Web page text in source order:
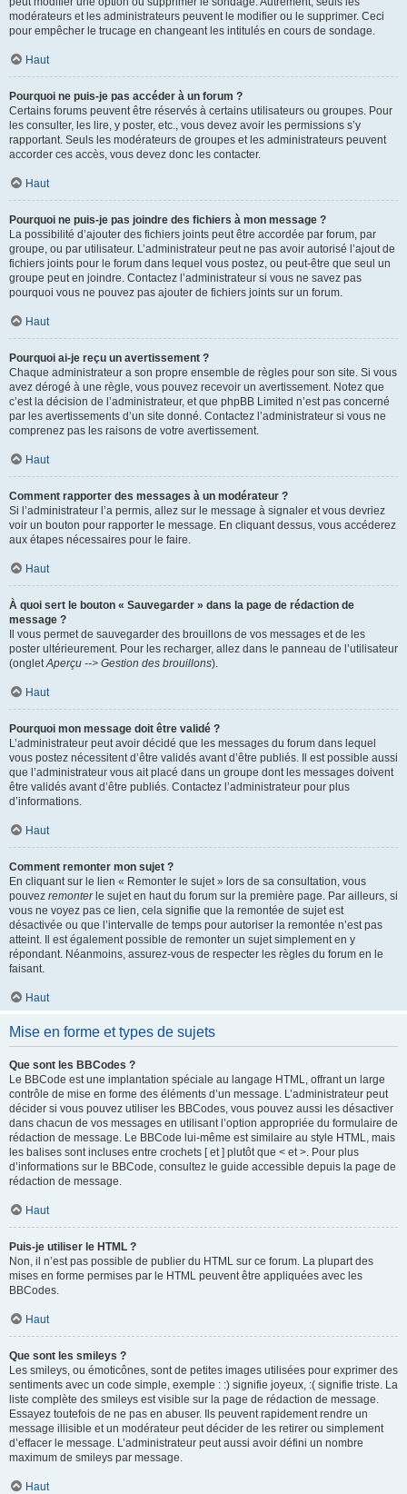
modérateurs et les administrateurs peuvent le modifier ou le supprimer. Ceci
pour empêcher le trucage en changeant les intitulés en cours de sondage.
Haut
Pourquoi ne puis-je pas accéder à un forum ?
Certains forums peuvent être réservés à certains utilisateurs ou groupes. Pour
les consulter, les lire, y poster, etc., vous devez avoir les permissions s’y
rapportant. Seuls les modérateurs de groupes et les administrateurs peuvent
accorder ces accès, vous devez donc les contacter.
Haut
Pourquoi ne puis-je pas joindre des fichiers à mon message ?
La possibilité d’ajouter des fichiers joints peut être accordée par forum, par
groupe, ou par utilisateur. L’administrateur peut ne pas avoir autorisé l’ajout de
fichiers joints pour le forum dans lequel vous postez, ou peut-être que seul un
groupe peut en joindre. Contactez l’administrateur si vous ne savez pas
pourquoi vous ne pouvez pas ajouter de fichiers joints sur un forum.
Haut
Pourquoi ai-je reçu un avertissement ?
Chaque administrateur a son propre ensemble de règles pour son site. Si vous
avez dérogé à une règle, vous pouvez recevoir un avertissement. Notez que
c’est la décision de l’administrateur, et que phpBB Limited n’est pas concerné
par les avertissements d’un site donné. Contactez l’administrateur si vous ne
comprenez pas les raisons de votre avertissement.
Haut
Comment rapporter des messages à un modérateur ?
Si l’administrateur l’a permis, allez sur le message à signaler et vous devriez
voir un bouton pour rapporter le message. En cliquant dessus, vous accéderez
aux étapes nécessaires pour le faire.
Haut
À quoi sert le bouton « Sauvegarder » dans la page de rédaction de
message ?
Il vous permet de sauvegarder des brouillons de vos messages et de les
poster ultérieurement. Pour les recharger, allez dans le panneau de l’utilisateur
(ongletAperçu --> Gestion des brouillons).
Haut
Pourquoi mon message doit être validé ?
L’administrateur peut avoir décidé que les messages du forum dans lequel
vous postez nécessitent d’être validés avant d’être publiés. Il est possible aussi
que l’administrateur vous ait placé dans un groupe dont les messages doivent
être validés avant d’être publiés. Contactez l’administrateur pour plus
d’informations.
Haut
Comment remonter mon sujet ?
En cliquant sur le lien « Remonter le sujet » lors de sa consultation, vous
pouvez remonterle sujet en haut du forum sur la première page. Par ailleurs, si
vous ne voyez pas ce lien, cela signifie que la remontée de sujet est
désactivée ou que l’intervalle de temps pour autoriser la remontée n’est pas
atteint. Il est également possible de remonter un sujet simplement en y
répondant. Néanmoins, assurez-vous de respecter les règles du forum en le
faisant.
Haut
Mise en forme et types de sujets
Que sont les BBCodes ?
Le BBCode est une implantation spéciale au langage HTML, offrant un large
contrôle de mise en forme des éléments d’un message. L’administrateur peut
décider si vous pouvez utiliser les BBCodes, vous pouvez aussi les désactiver
dans chacun de vos messages en utilisant l’option appropriée du formulaire de
rédaction de message. Le BBCode lui-même est similaire au style HTML, mais
les balises sont incluses entre crochets [ et ] plutôt que < et >. Pour plus
d’informations sur le BBCode, consultez le guide accessible depuis la page de
rédaction de message.
Haut
Puis-je utiliser le HTML ?
Non, il n’est pas possible de publier du HTML sur ce forum. La plupart des
mises en forme permises par le HTML peuvent être appliquées avec les
BBCodes.
Haut
Que sont les smileys ?
Les smileys, ou émoticônes, sont de petites images utilisées pour exprimer des
sentiments avec un code simple, exemple : :) signifie joyeux, :( signifie triste. La
liste complète des smileys est visible sur la page de rédaction de message.
Essayez toutefois de ne pas en abuser. Ils peuvent rapidement rendre un
message illisible et un modérateur peut décider de les retirer ou simplement
d’effacer le message. L’administrateur peut aussi avoir défini un nombre
maximum de smileys par message.
Haut